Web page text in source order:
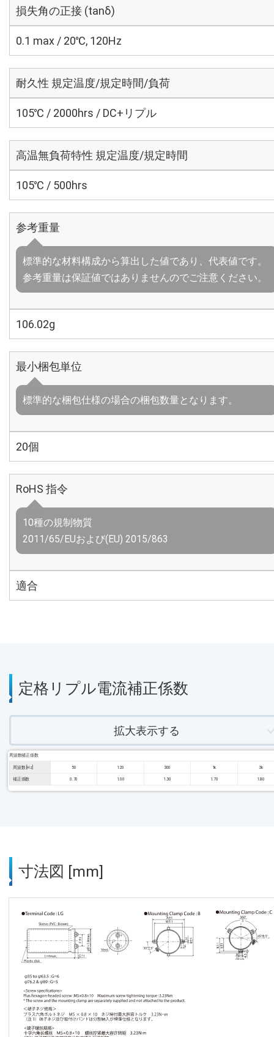
損失角の正接 (tanδ)
0.1 max / 20℃, 120Hz
耐久性 規定温度/規定時間/負荷
105℃ / 2000hrs / DC+リプル
高温無負荷特性 規定温度/規定時間
105℃ / 500hrs
参考重量
標準的な材料構成から算出した値であり、代表値です。
参考重量は保証値ではありませんのでご注意ください。
106.02g
最小梱包単位
標準的な梱包仕様の場合の梱包数量となります。
20個
RoHS 指令
10種の規制物質
2011/65/EUおよび(EU) 2015/863
適合
定格リプル電流補正係数
拡大表示する
周波数補正係数
周波数 [Hz] 50 120 300 1k 3k
補正係数 0.70 1.00 1.30 1.70 1.80
寸法図 [mm]